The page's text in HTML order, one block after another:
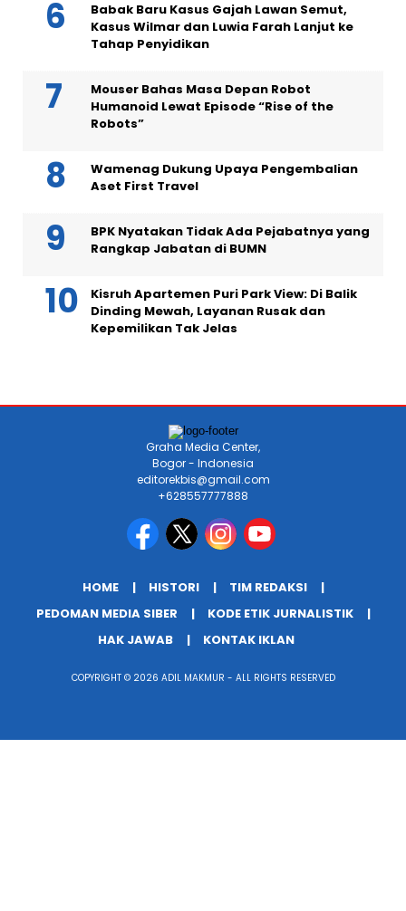
Babak Baru Kasus Gajah Lawan Semut,
Kasus Wilmar dan Luwia Farah Lanjut ke
Tahap Penyidikan
Mouser Bahas Masa Depan Robot
Humanoid Lewat Episode “Rise of the
Robots”
Wamenag Dukung Upaya Pengembalian
Aset First Travel
BPK Nyatakan Tidak Ada Pejabatnya yang
Rangkap Jabatan di BUMN
Kisruh Apartemen Puri Park View: Di Balik
Dinding Mewah, Layanan Rusak dan
Kepemilikan Tak Jelas
Graha Media Center,
Bogor - Indonesia
editorekbis@gmail.com
+628557777888
HOME HISTORI
TIM REDAKSI
PEDOMAN MEDIA SIBER
KODE ETIK JURNALISTIK
HAK JAWAB
KONTAK IKLAN
COPYRIGHT © 2026 ADIL MAKMUR - ALL RIGHTS RESERVED